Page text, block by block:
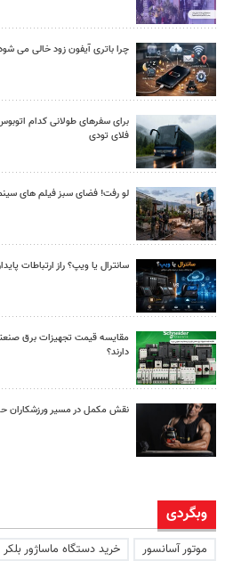
چرا باتری آیفون زود خالی می شود؟ ۹ راهکار
برای سفرهای طولانی کدام
فلای تودی
لو رفت! فضای سبز فیلم های
سانترال یا ویپ؟ راز ارتباطات
مقایسه قیمت تجهیزات برق
دارند؟
نقش مکمل در مسیر ورزشکاران
وبگردی
موتور آسانسور خرید دستگاه ماساژور بلکر